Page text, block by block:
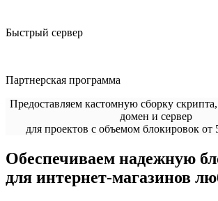
Быстрый сервер
Партнерская программа
Предоставляем кастомную сборку
домен и сервер
для проектов с объемом блокировок от
Обеспечиваем надежную
для интернет-магазинов